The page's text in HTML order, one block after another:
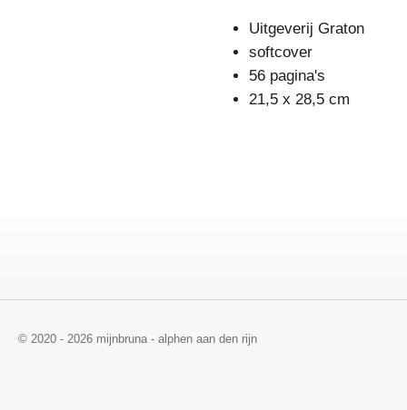
Uitgeverij Graton
softcover
56 pagina's
21,5 x 28,5 cm
© 2020 - 2026 mijnbruna - alphen aan den rijn